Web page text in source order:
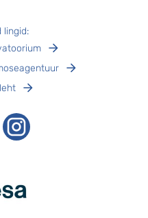
lingid:
Instagram